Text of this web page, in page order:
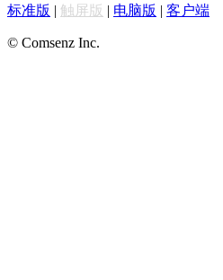
标准版 | 触屏版 | 电脑版 | 客户端
© Comsenz Inc.